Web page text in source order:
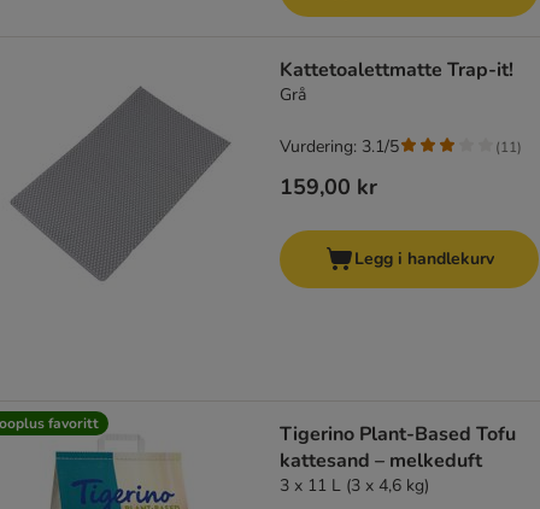
Kattetoalettmatte Trap-it!
Grå
159,00 kr
Vurdering: 3.1/5 (11)
Legg i handlekurv
favoritt
Tigerino Plant-Based Tofu
kattesand – melkeduft
3 x 11 L (3 x 4,6 kg)